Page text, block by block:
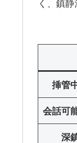
く、鎮
挿管
会話可
深